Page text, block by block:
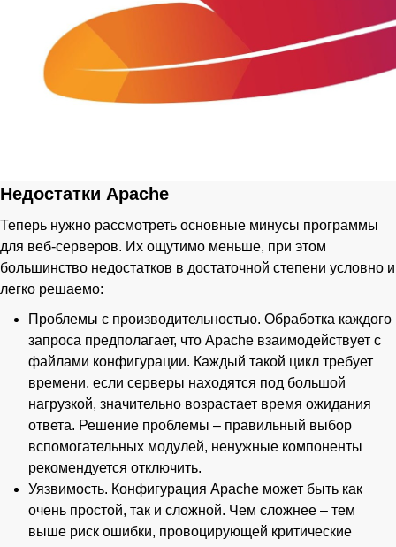
Недостатки Apache
Теперь нужно рассмотреть основные минусы программы
для веб-серверов. Их ощутимо меньше, при этом
большинство недостатков в достаточной степени условно и
легко решаемо:
Проблемы с производительностью. Обработка каждого
запроса предполагает, что Apache взаимодействует с
файлами конфигурации. Каждый такой цикл требует
времени, если серверы находятся под большой
нагрузкой, значительно возрастает время ожидания
ответа. Решение проблемы – правильный выбор
вспомогательных модулей, ненужные компоненты
рекомендуется отключить.
Уязвимость. Конфигурация Apache может быть как
очень простой, так и сложной. Чем сложнее – тем
выше риск ошибки, провоцирующей критические